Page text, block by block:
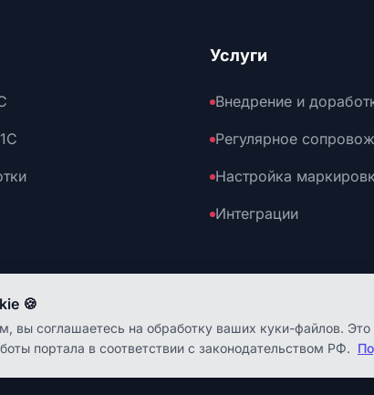
Услуги
Внедрение и
Регулярное
Настройка
Интеграции
🍪
вы соглашаетесь на обработку ваших куки-файлов.
портала в соответствии с законодательством РФ.